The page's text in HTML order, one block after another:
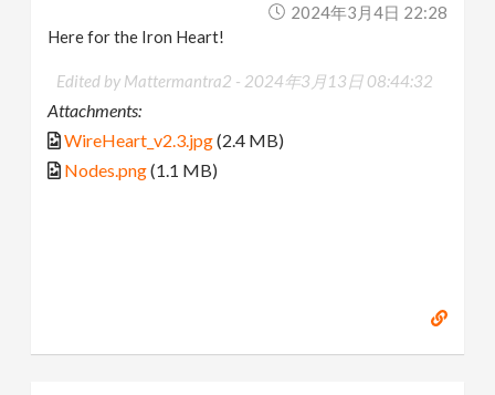
2024年3月4日 22:28
Here for the Iron Heart!
Edited by Mattermantra2 - 2024年3月13日 08:44:32
Attachments:
WireHeart_v2.3.jpg(2.4 MB)
Nodes.png(1.1 MB)